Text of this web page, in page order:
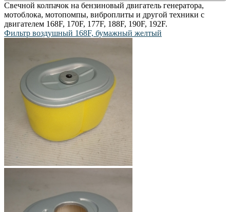
Свечной колпачок на бензиновый двигатель генератора,
мотоблока, мотопомпы, виброплиты и другой техники с
двигателем 168F, 170F, 177F, 188F, 190F, 192F.
Фильтр воздушный 168F, бумажный желтый